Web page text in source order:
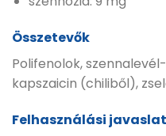
Összetevők
Polifenolok,
kapszaicin (chiliből),
Felhasználási javaslat